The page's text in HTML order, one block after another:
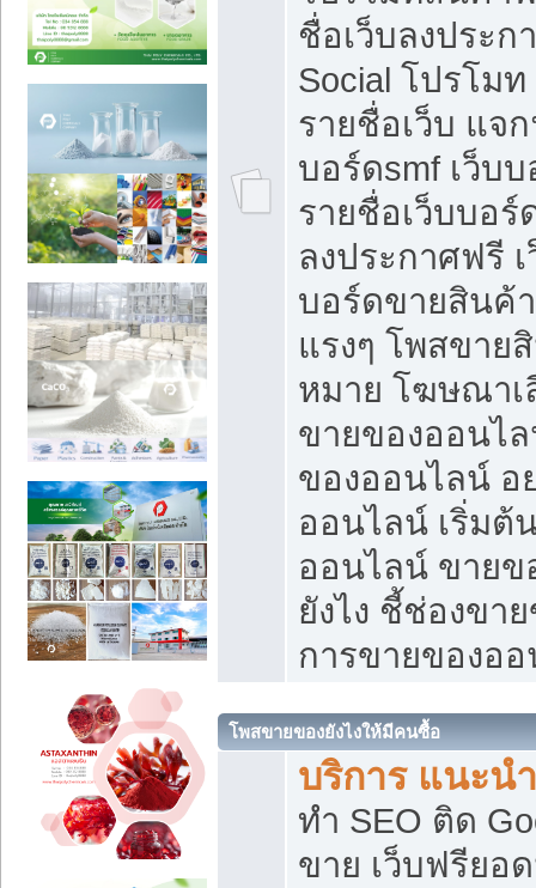
ชื่อเว็บลงประ
Social โปรโม
รายชื่อเว็บ แจ
บอร์ดsmf เว็บ
รายชื่อเว็บบอ
ลงประกาศฟรี
บอร์ดขายสินค้
แรงๆ โพสขาย
หมาย โฆษณาเ
ขายของออนไ
ของออนไลน์ อ
ออนไลน์ เริ่มต้
ออนไลน์ ขายข
ยังไง ชี้ช่องขา
การขายของอ
โพสขายของยังไงให้มีคนซื้อ
บริการ แนะน
ทำ SEO ติด
ขาย เว็บฟรียอ